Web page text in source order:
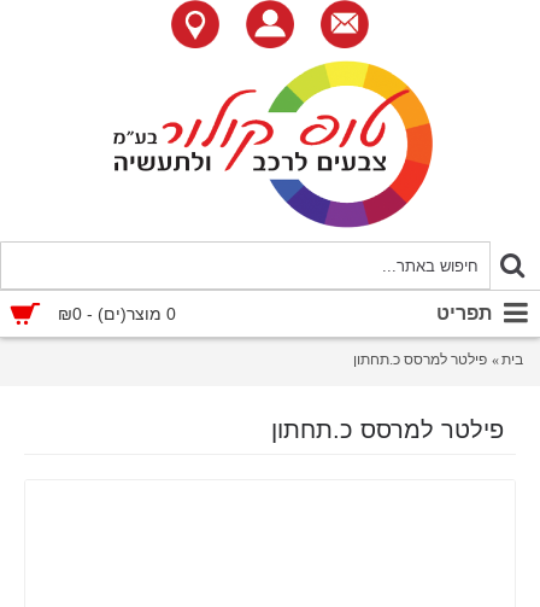
0 מוצר(ים) - ₪0 תפריט
בית פילטר למרסס כ.תחתון
פילטר למרסס כ.תחתון